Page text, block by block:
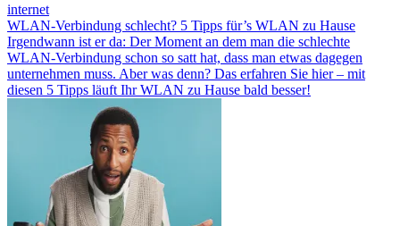
internet
WLAN-Verbindung schlecht? 5 Tipps für’s WLAN zu Hause
Irgendwann ist er da: Der Moment an dem man die schlechte
WLAN-Verbindung schon so satt hat, dass man etwas dagegen
unternehmen muss. Aber was denn? Das erfahren Sie hier – mit
diesen 5 Tipps läuft Ihr WLAN zu Hause bald besser!